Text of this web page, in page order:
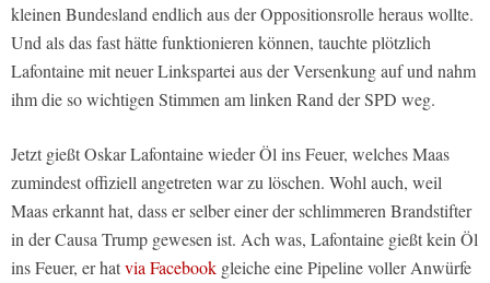
kleinen Bundesland endlich aus der Oppositionsrolle heraus wollte.
Und als das fast hätte funktionieren können, tauchte plötzlich
Lafontaine mit neuer Linkspartei aus der Versenkung auf und nahm
ihm die so wichtigen Stimmen am linken Rand der SPD weg.
Jetzt gießt Oskar Lafontaine wieder Öl ins Feuer, welches Maas
zumindest offiziell angetreten war zu löschen. Wohl auch, weil
Maas erkannt hat, dass er selber einer der schlimmeren Brandstifter
in der Causa Trump gewesen ist. Ach was, Lafontaine gießt kein Öl
ins Feuer, er hatvia Facebook gleiche eine Pipeline voller Anwürfe